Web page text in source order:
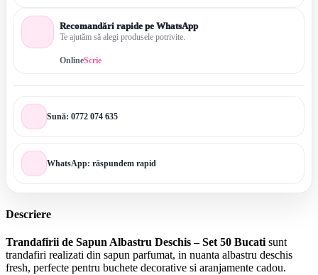
Recomandări rapide pe WhatsApp
Te ajutăm să alegi produsele potrivite.
OnlineScrie
Sună: 0772 074 635
WhatsApp: răspundem rapid
Descriere
Trandafirii de Sapun Albastru Deschis – Set 50 Bucatisunt
trandafiri realizati din sapun parfumat, in nuanta albastru deschis
fresh, perfecte pentru buchete decorative si aranjamente cadou.